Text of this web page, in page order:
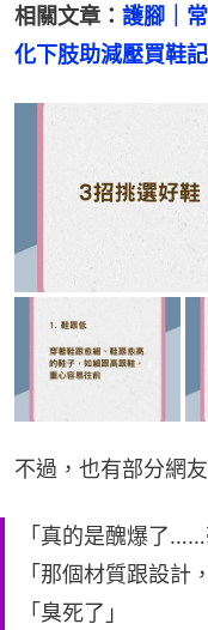
相關文章： 護腳｜
化下肢助減壓買鞋
不過，也有部分網
「真的是醜爆了……
「那個材質跟設計
「臭死了」